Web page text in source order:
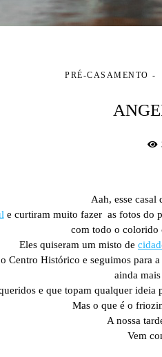
PRÉ-CASAMENTO
Aah, esse casal
e curtiram muito fazer as fotos do
com todo o colorido
Eles quiseram um misto de
Centro Histórico e seguimos para a
ainda
e que topam qualquer
Mas o que é o
A nossa
Vem